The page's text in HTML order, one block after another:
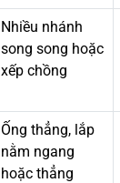
Nhiều nhánh
song song hoặc
xếp chồng
Ống thẳng, lắp
nằm ngang
hoặc thẳng